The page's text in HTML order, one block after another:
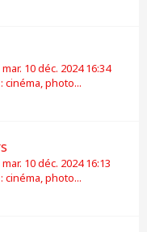
mar. 10 déc. 2024 16:34
cinéma, photo...
mar. 10 déc. 2024 16:13
cinéma, photo...